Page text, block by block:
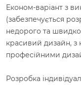
Економ-варіант з
(забезпечується
недорого та
красивий дизайн, з
професійними
Розробка